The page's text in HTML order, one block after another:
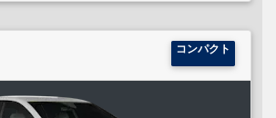
コンパクト